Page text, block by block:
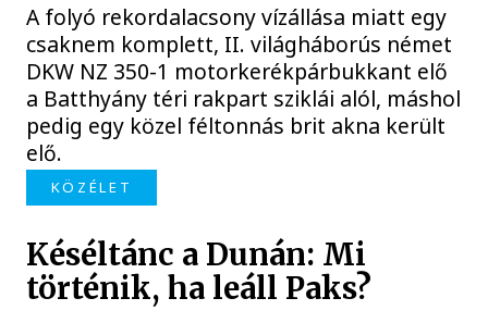
A folyó rekordalacsony vízállása miatt egy
csaknem komplett, II. világháborús német
DKW NZ 350-1 motorkerékpárbukkant elő
a Batthyány téri rakpart sziklái alól, máshol
pedig egy közel féltonnás brit akna került
elő.
KÖZÉLET
Késéltánc a Dunán: Mi
történik, ha leáll Paks?